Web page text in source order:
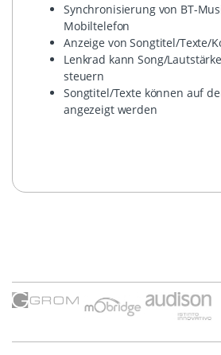
Synchronisierung von BT-
Mobiltelefon
Anzeige von Songtitel/Texte/
Lenkrad kann Song/
steuern
Songtitel/Texte können auf
angezeigt werden